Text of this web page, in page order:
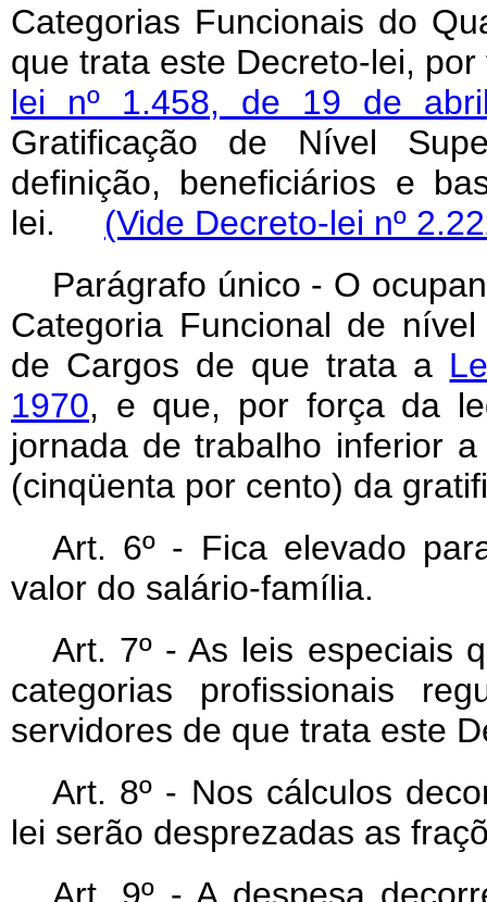
Categorias Funcionais do
que trata este Decreto-lei,
lei nº 1.458, de 19 de
Gratificação de Nível
definição, beneficiários e
lei. (Vide Decreto-lei nº
Parágrafo único - O
Categoria Funcional de
de Cargos de que trata a
1970, e que, por força da
jornada de trabalho inferior
(cinqüenta por cento) da
Art. 6º - Fica elevado
valor do salário-família.
Art. 7º - As leis especiais
categorias profissionais
servidores de que trata este
Art. 8º - Nos cálculos
lei serão desprezadas as